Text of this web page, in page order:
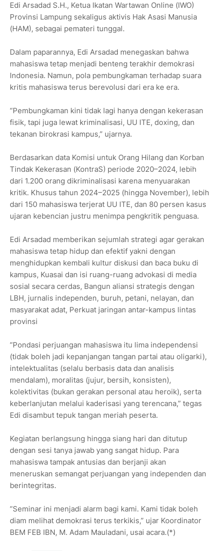
Edi Arsadad S.H., Ketua Ikatan Wartawan Online (IWO)
Provinsi Lampung sekaligus aktivis Hak Asasi Manusia
(HAM), sebagai pemateri tunggal.
Dalam paparannya, Edi Arsadad menegaskan bahwa
mahasiswa tetap menjadi benteng terakhir demokrasi
Indonesia. Namun, pola pembungkaman terhadap suara
kritis mahasiswa terus berevolusi dari era ke era.
“Pembungkaman kini tidak lagi hanya dengan kekerasan
fisik, tapi juga lewat kriminalisasi, UU ITE, doxing, dan
tekanan birokrasi kampus,” ujarnya.
Berdasarkan data Komisi untuk Orang Hilang dan Korban
Tindak Kekerasan (KontraS) periode 2020–2024, lebih
dari 1.200 orang dikriminalisasi karena menyuarakan
kritik. Khusus tahun 2024–2025 (hingga November), lebih
dari 150 mahasiswa terjerat UU ITE, dan 80 persen kasus
ujaran kebencian justru menimpa pengkritik penguasa.
Edi Arsadad memberikan sejumlah strategi agar gerakan
mahasiswa tetap hidup dan efektif yakni dengan
menghidupkan kembali kultur diskusi dan baca buku di
kampus, Kuasai dan isi ruang-ruang advokasi di media
sosial secara cerdas, Bangun aliansi strategis dengan
LBH, jurnalis independen, buruh, petani, nelayan, dan
masyarakat adat, Perkuat jaringan antar-kampus lintas
provinsi
“Pondasi perjuangan mahasiswa itu lima independensi
(tidak boleh jadi kepanjangan tangan partai atau oligarki),
intelektualitas (selalu berbasis data dan analisis
mendalam), moralitas (jujur, bersih, konsisten),
kolektivitas (bukan gerakan personal atau heroik), serta
keberlanjutan melalui kaderisasi yang terencana,” tegas
Edi disambut tepuk tangan meriah peserta.
Kegiatan berlangsung hingga siang hari dan ditutup
dengan sesi tanya jawab yang sangat hidup. Para
mahasiswa tampak antusias dan berjanji akan
meneruskan semangat perjuangan yang independen dan
berintegritas.
“Seminar ini menjadi alarm bagi kami. Kami tidak boleh
diam melihat demokrasi terus terkikis,” ujar Koordinator
BEM FEB IBN, M. Adam Mauladani, usai acara.(*)